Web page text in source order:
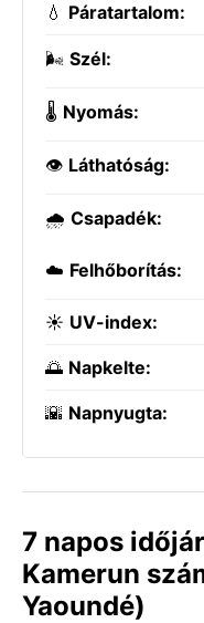
💧 Páratartalom:
🌬️ Szél:
🌡️ Nyomás:
👁️ Láthatóság:
🌧️ Csapadék:
☁️ Felhőborítás:
☀️ UV-index:
🌅 Napkelte:
🌇 Napnyugta:
7 napos
Kamerun
Yaoundé)